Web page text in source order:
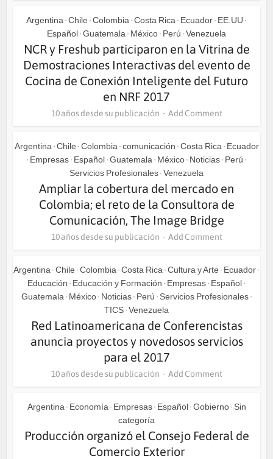
Argentina • Chile • Colombia • Costa Rica • Ecuador • EE.UU •
Español • Guatemala • México • Perú • Venezuela
NCR y Freshub participaron en la Vitrina de
Demostraciones Interactivas del evento de
Cocina de Conexión Inteligente del Futuro
en NRF 2017
10 años desde su publicación Add Comment
Argentina • Chile • Colombia • comunicación • Costa Rica • Ecuador
• Empresas • Español • Guatemala • México • Noticias • Perú •
Servicios Profesionales • Venezuela
Ampliar la cobertura del mercado en
Colombia; el reto de la Consultora de
Comunicación, The Image Bridge
10 años desde su publicación Add Comment
Argentina • Chile • Colombia • Costa Rica • Cultura y Arte • Ecuador •
Educación • Educación y Formación • Empresas • Español •
Guatemala • México • Noticias • Perú • Servicios Profesionales •
TICS • Venezuela
Red Latinoamericana de Conferencistas
anuncia proyectos y novedosos servicios
para el 2017
10 años desde su publicación Add Comment
Argentina • Economía • Empresas • Español • Gobierno • Sin
categoría
Producción organizó el Consejo Federal de
Comercio Exterior